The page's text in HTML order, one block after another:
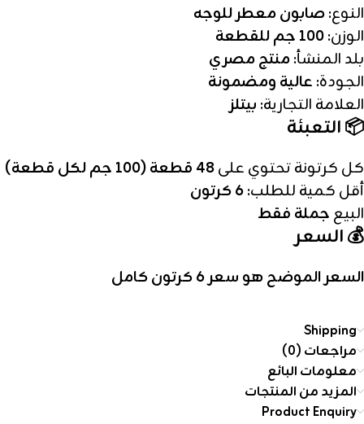
النوع:صابون معطر للوجه
الوزن:100 جم للقطعة
بلد المنشأ: منتج مصري
الجودة: عالية ومضمونة
العلامة التجارية: بيتلز
📦 التعبئة
كل كرتونة تحتوي على48 قطعة (100 جم لكل قطعة)
أقل كمية للطلب:6 كرتون
البيع جملة فقط
💰 السعر
السعر الموضح هو سعر 6 كرتون كامل
Shipping
مراجعات (0)
معلومات البائع
المزيد من المنتجات
Product Enquiry